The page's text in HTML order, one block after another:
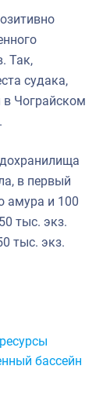
Так,
судака,
в Чограйском
в первый
амура и 100
тыс. экз.
тыс. экз.
бассейн